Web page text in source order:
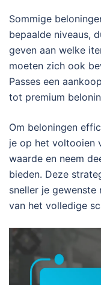
Sommige
bepaalde niveaus,
geven aan welke
moeten zich ook
Passes een
tot premium
Om beloningen
je op het voltooien
waarde en neem
bieden. Deze
sneller je gewenste
van het volledige